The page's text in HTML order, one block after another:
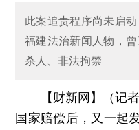
此案追责程序尚未启
福建法治新闻人物，
杀人、非法拘禁
【财新网】（记
国家赔偿后，又一起